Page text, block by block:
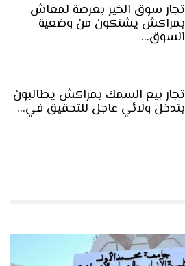
تجار سوق الخير بعرصة لمعاش
بمراكش يشتكون من وضعية
السوق…
تجار بيع السمك بمراكش يطالبون
بتدخل ولائي عاجل للتحقيق في…